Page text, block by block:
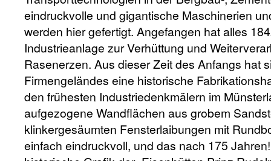
eindruckvolle und gigantische Maschinerien
werden hier gefertigt. Angefangen hat alles
Industrieanlage zur Verhüttung und
Rasenerzen. Aus dieser Zeit des Anfangs hat
Firmengeländes eine historische
den frühesten Industriedenkmälern im
aufgezogene Wandflächen aus grobem
klinkergesäumten Fensterlaibungen mit
einfach eindruckvoll, und das nach 175